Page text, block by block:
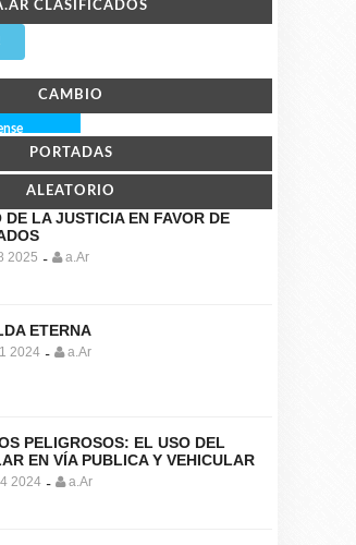
CLASIFICADOS
CAMBIO
PORTADAS
ALEATORIO
DE LA JUSTICIA EN FAVOR DE
2025 - a.Ar
ETERNA
2024 - a.Ar
PELIGROSOS: EL USO DEL
EN VÍA PUBLICA Y VEHICULAR
2024 - a.Ar